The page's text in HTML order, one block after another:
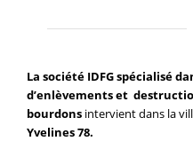
La société IDFG spécialisé
d’enlèvements et
bourdons intervient dans la
Yvelines 78.